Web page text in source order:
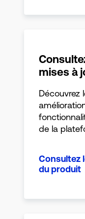
mises à
Découvrez
de la
Consultez
du produit